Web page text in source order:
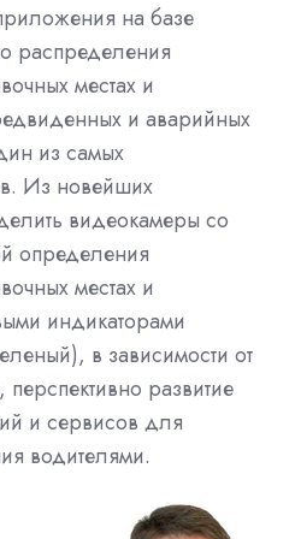
на базе
распределения
местах и
и аварийных
из самых
Из новейших
видеокамеры со
определения
местах и
индикаторами
в зависимости от
перспективно развитие
и сервисов для
водителями.